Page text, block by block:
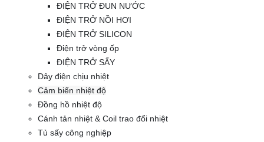
ĐIỆN TRỞ ĐUN NƯỚC
ĐIỆN TRỞ NỒI HƠI
ĐIỆN TRỞ SILICON
Điện trở vòng ốp
ĐIỆN TRỞ SẤY
Dây điện chịu nhiệt
Cảm biến nhiệt độ
Đồng hồ nhiệt độ
Cánh tản nhiệt & Coil trao đổi nhiệt
Tủ sấy công nghiệp